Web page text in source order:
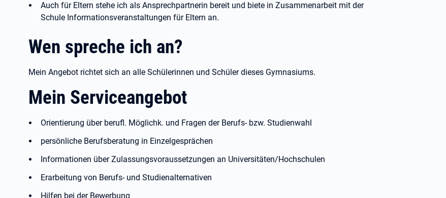
Auch für Eltern stehe ich als Ansprechpartnerin bereit und biete in Zusammenarbeit mit der
Schule Informationsveranstaltungen für Eltern an.
Wen spreche ich an?
Mein Angebot richtet sich an alle Schülerinnen und Schüler dieses Gymnasiums.
Mein Serviceangebot
Orientierung über berufl. Möglichk. und Fragen der Berufs- bzw. Studienwahl
persönliche Berufsberatung in Einzelgesprächen
Informationen über Zulassungsvoraussetzungen an Universitäten/Hochschulen
Erarbeitung von Berufs- und Studienalternativen
Hilfen bei der Bewerbung